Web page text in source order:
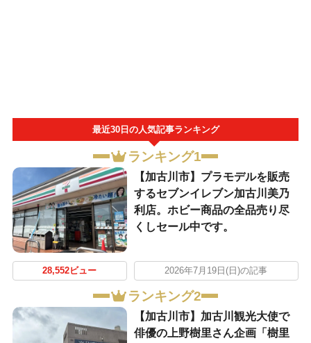
最近30日の人気記事ランキング
ランキング1
【加古川市】プラモデルを販売
するセブンイレブン加古川美乃
利店。ホビー商品の全品売り尽
くしセール中です。
28,552ビュー 2026年7月19日(日)の記事
ランキング2
【加古川市】加古川観光大使で
俳優の上野樹里さん企画「樹里